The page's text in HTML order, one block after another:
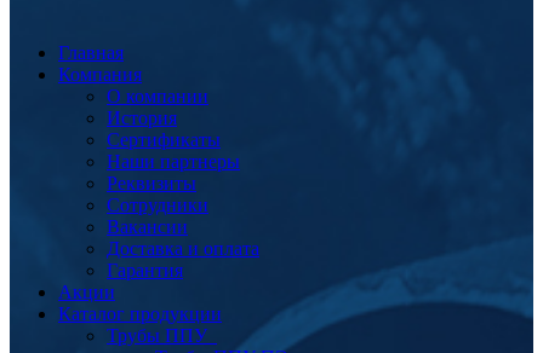
Главная
Компания
О компании
История
Сертификаты
Наши партнеры
Реквизиты
Сотрудники
Вакансии
Доставка и оплата
Гарантия
Акции
Каталог продукции
Трубы ППУ